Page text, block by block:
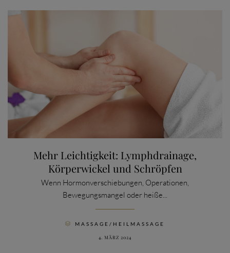
Mehr Leichtigkeit: Lymphdrainage,
Körperwickel und Schröpfen
Wenn Hormonverschiebungen, Operationen,
Bewegungsmangel oder heiße...
 MASSAGE/HEILMASSAGE
4. MÄRZ 2024